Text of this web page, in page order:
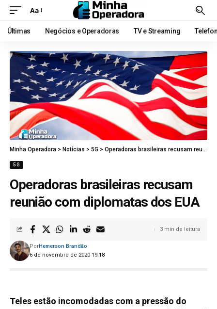
Aa
Últimas Negócios e Operadoras TV e Streaming
Minha Operadora > Notícias > 5G > Operadoras brasileiras recusam reunião com diplomatas dos EUA
5G
Operadoras brasileiras recusam
reunião com diplomatas dos EUA
6 de novembro de 2020 19:18
PorHemerson Brandão
3 min de leitura
Teles estão incomodadas com a pressão do